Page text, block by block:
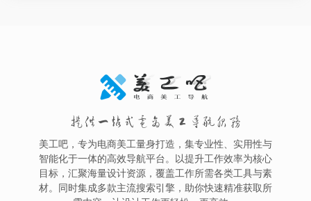
提供一站式电商美工导航服务
美工吧，专为电商美工量身打造，集专业性、实用性与
智能化于一体的高效导航平台。以提升工作效率为核心
目标，汇聚海量设计资源，覆盖工作所需各类工具与素
材。同时集成多款主流搜索引擎，助你快速精准获取所